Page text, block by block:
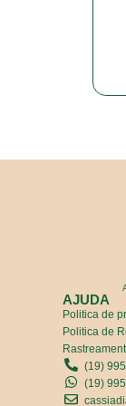
AJUDA
Politica de
Politica de
(19)
(19)